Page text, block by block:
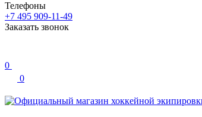
Телефоны
+7 495 909-11-49
Заказать звонок
0
0